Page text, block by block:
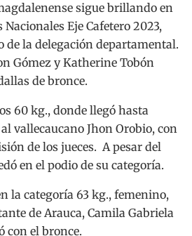
sigue brillando en
Nacionales Eje Cafetero 2023,
de la delegación departamental.
Gómez y Katherine Tobón
de bronce.
60 kg., donde llegó hasta
vallecaucano Jhon Orobio, con
de los jueces. A pesar del
en el podio de su categoría.
la categoría 63 kg., femenino,
de Arauca, Camila Gabriela
con el bronce.